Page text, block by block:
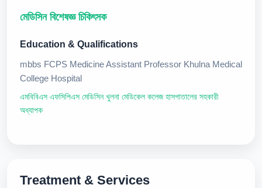
মেডিসিন বিশেষজ্ঞ চিকিৎসক
Education & Qualifications
mbbs FCPS Medicine Assistant Professor Khulna Medical
College Hospital
এমবিবিএস এফসিপিএস মেডিসিন খুলনা মেডিকেল কলেজ হাসপাতালের সহকারী
অধ্যাপক
Treatment & Services